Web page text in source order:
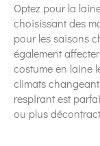
Optez pour la
choisissant des
pour les saisons
également
costume en laine
climats
respirant est
ou plus